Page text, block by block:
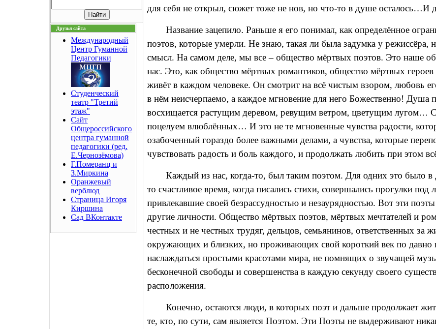
Друзья сайта
Международный
Центр Гуманной
Педагогики
Студенческий
театр "Третий
этаж"
Сайт
Общероссийского
центра гуманной
педагогики (ред.
Е.Чернозёмова)
Г.Померанц и
З.Миркина
Оранжевый
верблюд
Страница Игоря
Киршина
Сад ВКонтакте
для себя не открыл, сюжет тоже не нов, но что-то в душе осталось…И
Название зацепило. Раньше я его понимал, как определённое
поэтов, которые умерли. Не знаю, такая ли была задумка у режиссёра,
смысл. На самом деле, мы все – общество мёртвых поэтов. Это наше
нас. Это, как общество мёртвых романтиков, общество мёртвых
живёт в каждом человеке. Он смотрит на всё чистым взором, любовь
в нём неисчерпаемо, а каждое мгновение для него Божественно! Душа
восхищается растущим деревом, ревущим ветром, цветущим лугом…
поцелуем влюблённых… И это не те мгновенные чувства радости,
озабоченный гораздо более важными делами, а чувства, которые
чувствовать радость и боль каждого, и продолжать любить при этом
Каждый из нас, когда-то, был таким поэтом. Для одних это было в
то счастливое время, когда писались стихи, совершались прогулки
привлекавшие своей безрассудностью и незаурядностью. Вот эти
другие личности. Общество мёртвых поэтов, мёртвых мечтателей и
честных и не честных трудяг, дельцов, семьянинов, ответственных за
окружающих и близких, но проживающих свой короткий век по
наслаждаться простыми красотами мира, не помнящих о звучащей
бесконечной свободы и совершенства в каждую секунду своего
расположения.
Конечно, остаются люди, в которых поэт и дальше продолжает
те, кто, по сути, сам является Поэтом. Эти Поэты не выдерживают